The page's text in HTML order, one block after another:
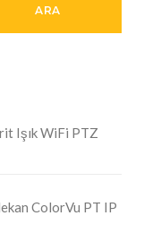
ARA
Işık WiFi PTZ
ColorVu PT IP